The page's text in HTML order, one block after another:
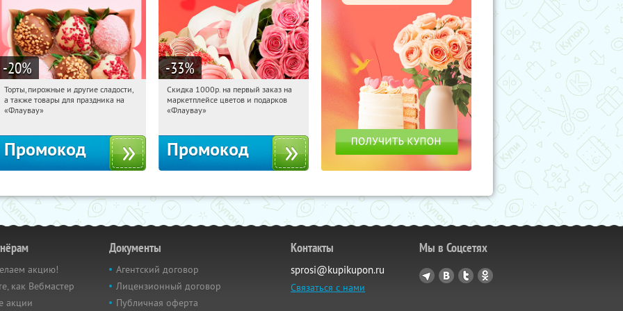
-20%
04:50:59 Получили:
Россия
Торты, пирожные и другие сладости,
а также товары для праздника на
«Флаувау»
Промокод
-33%
04:50:59 Получили:
Россия
Скидка 1000р. на первый заказ на
маркетплейсе цветов и подарков
«Флаувау»
Промокод
акцию!
как Вебмастер
акции
Документы
Агентский договор
Лицензионный договор
Публичная оферта
Контакты
sprosi@kupikupon.ru
Связаться с нами
Мы в Соцсетях